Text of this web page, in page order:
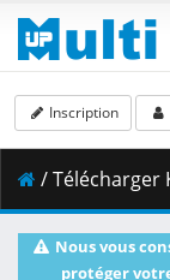
Inscription
/ Télécharger Kaii to Otome to
Nous vous
protéger